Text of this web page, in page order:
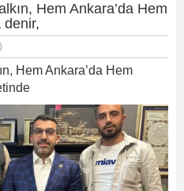
Hem Ankara’da Hem
denir,
Hem Ankara’da Hem